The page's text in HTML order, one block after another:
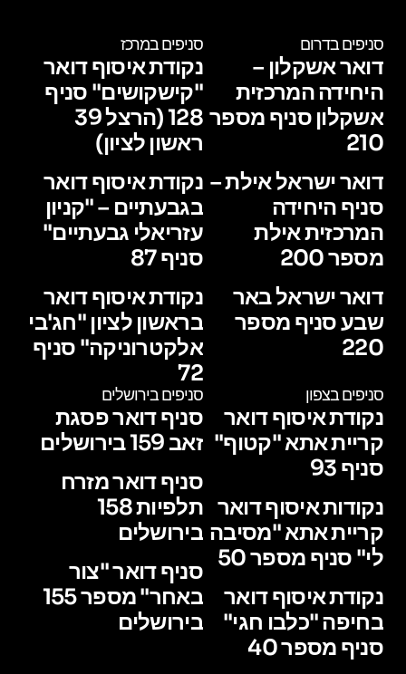
סניפים בדרום
דואר אשקלון –
היחידה המרכזית
אשקלון סניף מספר
210
דואר ישראל אילת –
סניף היחידה
המרכזית אילת
מספר 200
דואר ישראל באר
שבע סניף מספר
220
סניפים במרכז
נקודת איסוף דואר
"קישקושים" סניף
128 (הרצל 39
ראשון לציון)
נקודת איסוף דואר
בגבעתיים – "קניון
עזריאלי גבעתיים"
סניף 87
נקודת איסוף דואר
בראשון לציון "חג'בי
אלקטרוניקה" סניף
72
סניפים בצפון
נקודת איסוף דואר
קריית אתא "קטוף"
סניף 93
נקודות איסוף דואר
קריית אתא "מסיבה
לי" סניף מספר 50
נקודת איסוף דואר
בחיפה "כלבו חגי"
סניף מספר 40
סניפים בירושלים
סניף דואר פסגת
זאב 159 בירושלים
סניף דואר מזרח
תלפיות 158
בירושלים
סניף דואר "צור
באחר" מספר 155
בירושלים